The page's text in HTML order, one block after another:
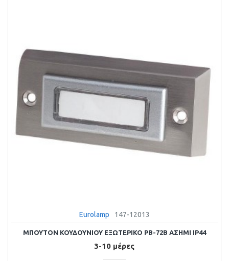
Eurolamp 147-12013
ΜΠΟΥΤΟΝ ΚΟΥΔΟΥΝΙΟΥ ΕΞΩΤΕΡΙΚΟ PB-72B ΑΣΗΜΙ ΙΡ44
3-10 μέρες